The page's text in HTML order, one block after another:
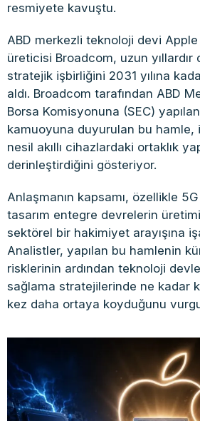
resmiyete kavuştu.
ABD merkezli teknoloji devi
üreticisi Broadcom, uzun yıllardır
stratejik işbirliğini 2031 yılına
aldı. Broadcom tarafından ABD
Borsa Komisyonuna (SEC)
kamuoyuna duyurulan bu hamle,
nesil akıllı cihazlardaki ortaklık
derinleştirdiğini gösteriyor.
Anlaşmanın kapsamı, özellikle
tasarım entegre devrelerin
sektörel bir hakimiyet arayışına
Analistler, yapılan bu hamlenin
risklerinin ardından teknoloji
sağlama stratejilerinde ne kadar
kez daha ortaya koyduğunu